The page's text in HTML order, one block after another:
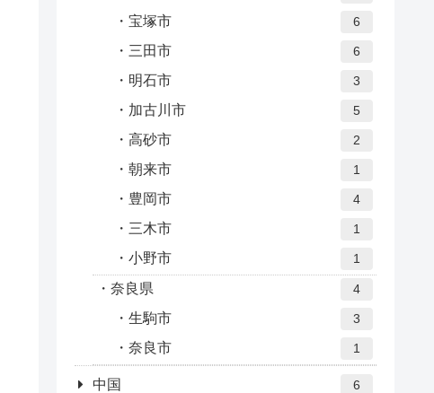
宝塚市 6
三田市 6
明石市 3
加古川市 5
高砂市 2
朝来市 1
豊岡市 4
三木市 1
小野市 1
奈良県 4
生駒市 3
奈良市 1
中国 6